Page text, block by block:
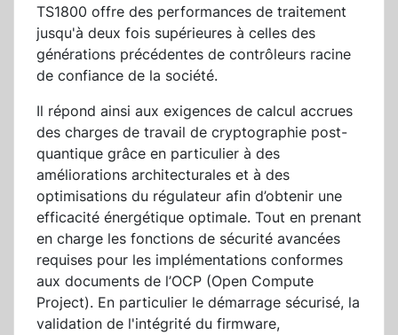
TS1800 offre des performances de traitement
jusqu'à deux fois supérieures à celles des
générations précédentes de contrôleurs racine
de confiance de la société.
Il répond ainsi aux exigences de calcul accrues
des charges de travail de cryptographie post-
quantique grâce en particulier à des
améliorations architecturales et à des
optimisations du régulateur afin d’obtenir une
efficacité énergétique optimale. Tout en prenant
en charge les fonctions de sécurité avancées
requises pour les implémentations conformes
aux documents de l’OCP (Open Compute
Project). En particulier le démarrage sécurisé, la
validation de l'intégrité du firmware,